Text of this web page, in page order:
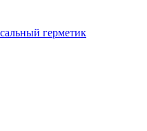
герметик